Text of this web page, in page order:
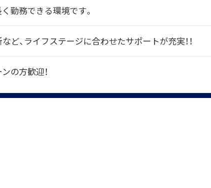
勤務できる環境です。
ど、ライフステージに合わせたサポートが充実！！
の方歓迎！